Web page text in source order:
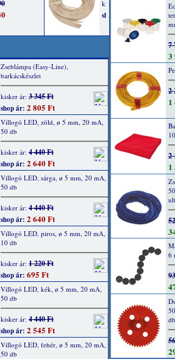
Zseblámpa (Easy-Line),
barkácskészlet
kisker ár: 3 345 Ft
shop ár: 2 805 Ft
Villogó LED, zöld, ø 5 mm, 20 mA,
50 db
kisker ár: 4 440 Ft
shop ár: 2 640 Ft
Villogó LED, sárga, ø 5 mm, 20 mA,
50 db
kisker ár: 4 440 Ft
shop ár: 2 640 Ft
Villogó LED, piros, ø 5 mm, 20 mA,
10 db
kisker ár: 1 220 Ft
shop ár: 695 Ft
Villogó LED, kék, ø 5 mm, 20 mA,
50 db
kisker ár: 4 440 Ft
shop ár: 2 545 Ft
Villogó LED, fehér, ø 5 mm, 20 mA,
50 db
7
3
2
1
2
1
6